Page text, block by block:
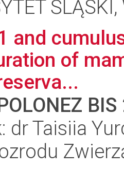
1 and
of
BIS
dr Taisiia